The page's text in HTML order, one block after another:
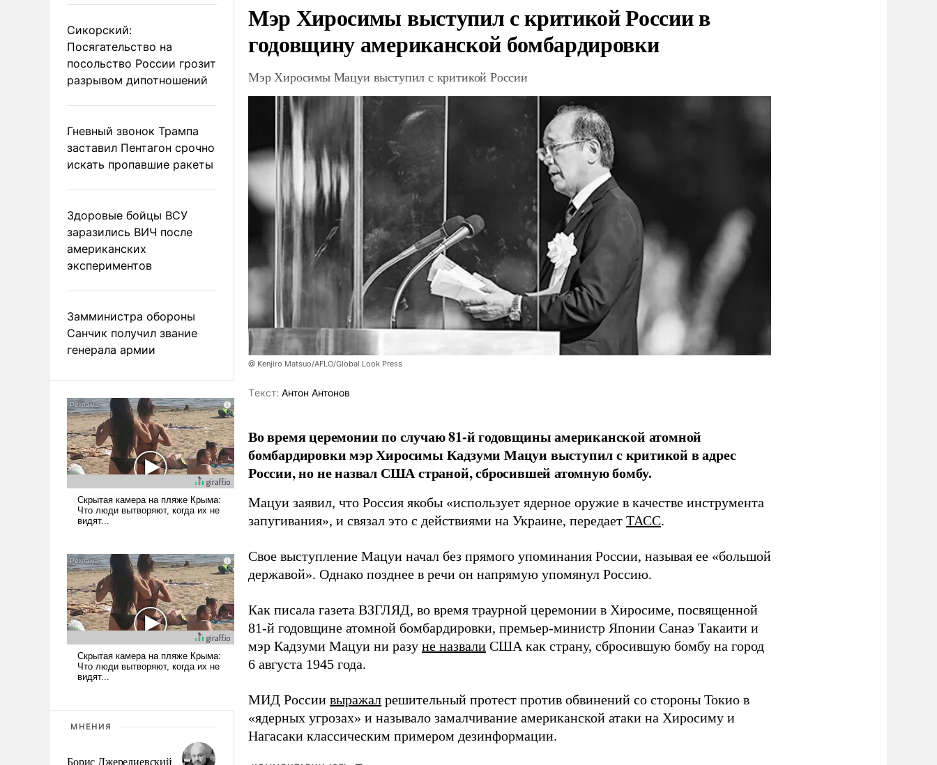
Сикорский:
Посягательство на
посольство России грозит
разрывом дипотношений
Гневный звонок Трампа
заставил Пентагон срочно
искать пропавшие ракеты
Здоровые бойцы ВСУ
заразились ВИЧ после
американских
экспериментов
Замминистра обороны
Санчик получил звание
генерала армии
МНЕНИЯ
Борис Джерелиевский
Мэр Хиросимы выступил с критикой России в
годовщину американской бомбардировки
Мэр Хиросимы Мацуи выступил с критикой России
@ Kenjiro Matsuo/AFLO/Global Look Press
Tекст: Антон Антонов
Во время церемонии по случаю 81-й годовщины американской атомной
бомбардировки мэр Хиросимы Кадзуми Мацуи выступил с критикой в адрес
России, но не назвал США страной, сбросившей атомную бомбу.
Мацуи заявил, что Россия якобы «использует ядерное оружие в качестве инструмента
запугивания», и связал это с действиями на Украине, передает ТАСС.
Свое выступление Мацуи начал без прямого упоминания России, называя ее «большой
державой». Однако позднее в речи он напрямую упомянул Россию.
Как писала газета ВЗГЛЯД, во время траурной церемонии в Хиросиме, посвященной
81-й годовщине атомной бомбардировки, премьер-министр Японии Санаэ Такаити и
мэр Кадзуми Мацуи ни разу не назвали США как страну, сбросившую бомбу на город
6 августа 1945 года.
МИД России выражал решительный протест против обвинений со стороны Токио в
«ядерных угрозах» и называло замалчивание американской атаки на Хиросиму и
Нагасаки классическим примером дезинформации.